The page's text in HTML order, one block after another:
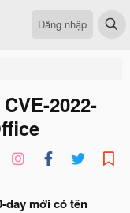
Đăng nhập
2022-
day mới có tên